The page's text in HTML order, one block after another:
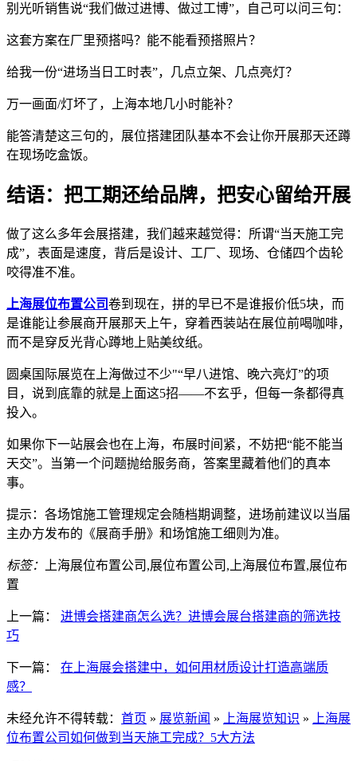
别光听销售说“我们做过进博、做过工博”，自己可以问三句：
这套方案在厂里预搭吗？能不能看预搭照片？
给我一份“进场当日工时表”，几点立架、几点亮灯？
万一画面/灯坏了，上海本地几小时能补？
能答清楚这三句的，展位搭建团队基本不会让你开展那天还蹲
在现场吃盒饭。
结语：把工期还给品牌，把安心留给开展
做了这么多年会展搭建，我们越来越觉得：所谓“当天施工完
成”，表面是速度，背后是设计、工厂、现场、仓储四个齿轮
咬得准不准。
上海展位布置公司卷到现在，拼的早已不是谁报价低5块，而
是谁能让参展商开展那天上午，穿着西装站在展位前喝咖啡，
而不是穿反光背心蹲地上贴美纹纸。
圆桌国际展览在上海做过不少"“早八进馆、晚六亮灯”的项
目，说到底靠的就是上面这5招——不玄乎，但每一条都得真
投入。
如果你下一站展会也在上海，布展时间紧，不妨把“能不能当
天交”。当第一个问题抛给服务商，答案里藏着他们的真本
事。
提示：各场馆施工管理规定会随档期调整，进场前建议以当届
主办方发布的《展商手册》和场馆施工细则为准。
标签：
上海展位布置公司,展位布置公司,上海展位布置,展位布
置
上一篇： 进博会搭建商怎么选？进博会展台搭建商的筛选技
巧
下一篇： 在上海展会搭建中，如何用材质设计打造高端质
感？
未经允许不得转载： 首页 » 展览新闻 » 上海展览知识 »
上海展
位布置公司如何做到当天施工完成？5大方法